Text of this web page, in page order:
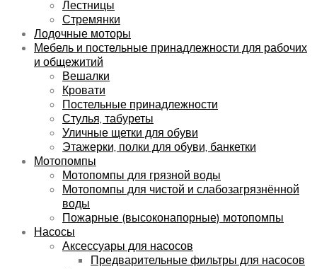
Лестницы
Стремянки
Лодочные моторы
Мебель и постельные принадлежности для рабочих
и общежитий
Вешалки
Кровати
Постельные принадлежности
Стулья, табуреты
Уличные щетки для обуви
Этажерки, полки для обуви, банкетки
Мотопомпы
Мотопомпы для грязной воды
Мотопомпы для чистой и слабозагрязнённой
воды
Пожарные (высоконапорные) мотопомпы
Насосы
Аксессуары для насосов
Предварительные фильтры для насосов